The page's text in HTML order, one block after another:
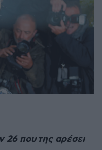
που της αρέσει